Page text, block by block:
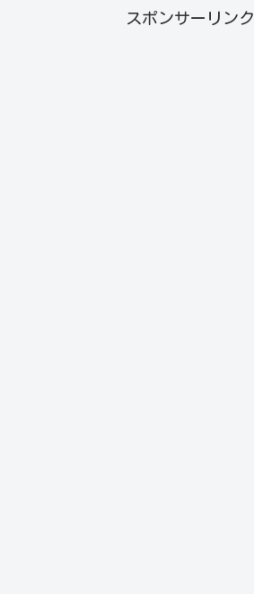
スポンサーリンク